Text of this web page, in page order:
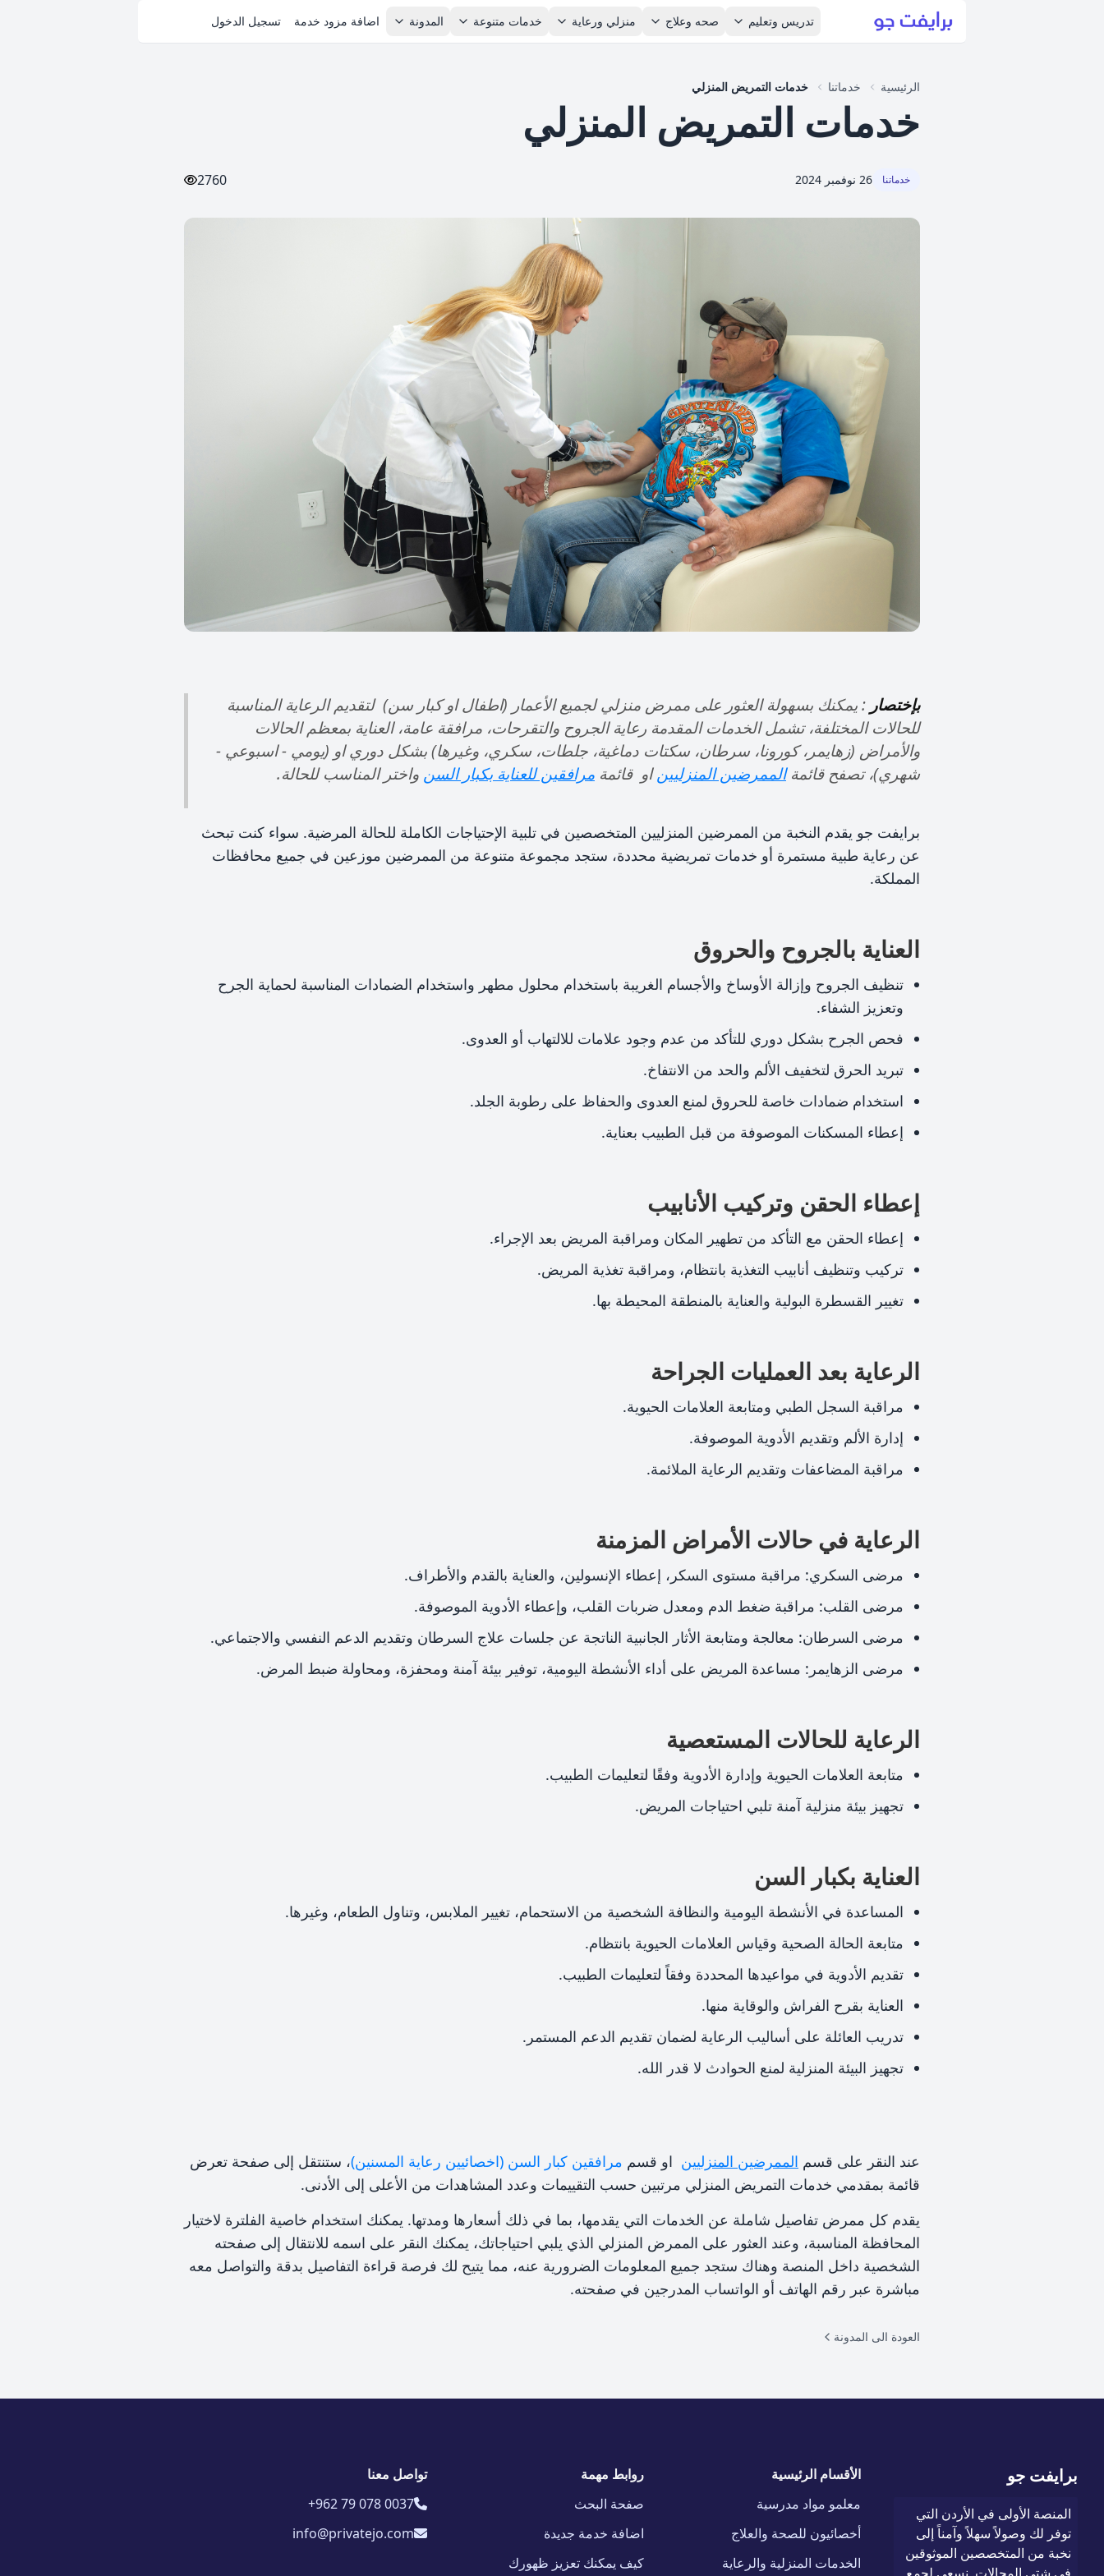
تدريس وتعليم صحه وعلاج منزلي ورعاية خدمات متنوعة المدونة اضافة مزود خدمة تسجيل الدخول
الرئيسية خدماتنا خدمات التمريض المنزلي
خدمات التمريض المنزلي
خدماتنا 26 نوفمبر 2024 2760
بإختصار : يمكنك بسهولة العثور على ممرض منزلي لجميع الأعمار (اطفال او كبار سن) لتقديم الرعاية المناسبة
للحالات المختلفة، تشمل الخدمات المقدمة رعاية الجروح والتقرحات، مرافقة عامة، العناية بمعظم الحالات
والأمراض (زهايمر، كورونا، سرطان، سكتات دماغية، جلطات، سكري، وغيرها) بشكل دوري او (يومي - اسبوعي -
شهري)، تصفح قائمةالممرضين المنزلييناو قائمة مرافقين للعناية بكبار السن واختر المناسب للحالة.
برايفت جو يقدم النخبة من الممرضين المنزليين المتخصصين في تلبية الإحتياجات الكاملة للحالة المرضية. سواء كنت تبحث
عن رعاية طبية مستمرة أو خدمات تمريضية محددة، ستجد مجموعة متنوعة من الممرضين موزعين في جميع محافظات
المملكة.
العناية بالجروح والحروق
تنظيف الجروح وإزالة الأوساخ والأجسام الغريبة باستخدام محلول مطهر واستخدام الضمادات المناسبة لحماية الجرح
وتعزيز الشفاء.
فحص الجرح بشكل دوري للتأكد من عدم وجود علامات للالتهاب أو العدوى.
تبريد الحرق لتخفيف الألم والحد من الانتفاخ.
استخدام ضمادات خاصة للحروق لمنع العدوى والحفاظ على رطوبة الجلد.
إعطاء المسكنات الموصوفة من قبل الطبيب بعناية.
إعطاء الحقن وتركيب الأنابيب
إعطاء الحقن مع التأكد من تطهير المكان ومراقبة المريض بعد الإجراء.
تركيب وتنظيف أنابيب التغذية بانتظام، ومراقبة تغذية المريض.
تغيير القسطرة البولية والعناية بالمنطقة المحيطة بها.
الرعاية بعد العمليات الجراحة
مراقبة السجل الطبي ومتابعة العلامات الحيوية.
إدارة الألم وتقديم الأدوية الموصوفة.
مراقبة المضاعفات وتقديم الرعاية الملائمة.
الرعاية في حالات الأمراض المزمنة
مرضى السكري: مراقبة مستوى السكر، إعطاء الإنسولين، والعناية بالقدم والأطراف.
مرضى القلب: مراقبة ضغط الدم ومعدل ضربات القلب، وإعطاء الأدوية الموصوفة.
مرضى السرطان: معالجة ومتابعة الأثار الجانبية الناتجة عن جلسات علاج السرطان وتقديم الدعم النفسي والاجتماعي.
مرضى الزهايمر: مساعدة المريض على أداء الأنشطة اليومية، توفير بيئة آمنة ومحفزة، ومحاولة ضبط المرض.
الرعاية للحالات المستعصية
متابعة العلامات الحيوية وإدارة الأدوية وفقًا لتعليمات الطبيب.
تجهيز بيئة منزلية آمنة تلبي احتياجات المريض.
العناية بكبار السن
المساعدة في الأنشطة اليومية والنظافة الشخصية من الاستحمام، تغيير الملابس، وتناول الطعام، وغيرها.
متابعة الحالة الصحية وقياس العلامات الحيوية بانتظام.
تقديم الأدوية في مواعيدها المحددة وفقاً لتعليمات الطبيب.
العناية بقرح الفراش والوقاية منها.
تدريب العائلة على أساليب الرعاية لضمان تقديم الدعم المستمر.
تجهيز البيئة المنزلية لمنع الحوادث لا قدر الله.
عند النقر على قسم الممرضين المنزليين او قسم مرافقين كبار السن (اخصائيين رعاية المسنين)، ستنتقل إلى صفحة تعرض
قائمة بمقدمي خدمات التمريض المنزلي مرتبين حسب التقييمات وعدد المشاهدات من الأعلى إلى الأدنى.
يقدم كل ممرض تفاصيل شاملة عن الخدمات التي يقدمها، بما في ذلك أسعارها ومدتها. يمكنك استخدام خاصية الفلترة لاختيار
المحافظة المناسبة، وعند العثور على الممرض المنزلي الذي يلبي احتياجاتك، يمكنك النقر على اسمه للانتقال إلى صفحته
الشخصية داخل المنصة وهناك ستجد جميع المعلومات الضرورية عنه، مما يتيح لك فرصة قراءة التفاصيل بدقة والتواصل معه
مباشرة عبر رقم الهاتف أو الواتساب المدرجين في صفحته.
العودة الى المدونة
برايفت جو
المنصة الأولى في الأردن التي
توفر لك وصولاً سهلاً وآمناً إلى
نخبة من المتخصصين الموثوقين
الأقسام الرئيسية
معلمو مواد مدرسية
أخصائيون للصحة والعلاج
الخدمات المنزلية والرعاية
روابط مهمة
صفحة البحث
اضافة خدمة جديدة
كيف يمكنك تعزيز ظهورك
تواصل معنا
+962 79 078 0037
info@privatejo.com